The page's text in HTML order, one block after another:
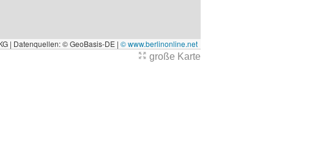
| Datenquellen: © GeoBasis-DE | © www.berlinonline.net
große Karte